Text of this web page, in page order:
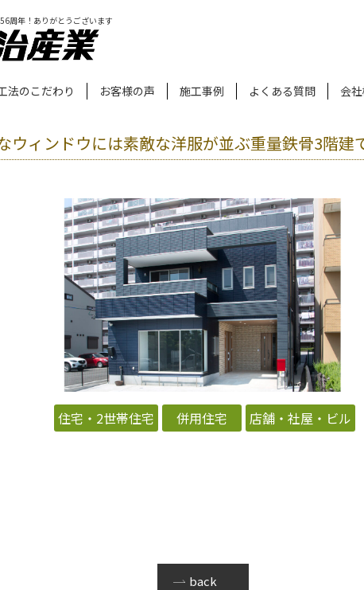
周年！ありがとうございます
法のこだわり お客様の声 施工事例 よくある質問 会
ウィンドウには素敵な洋服が並ぶ重量鉄骨3階建
住宅・2世帯住宅 併用住宅
店舗・社屋・ビル
back